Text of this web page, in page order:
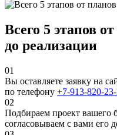
Всего 5 этапов
до реализации
01
Вы оставляете заявку на
по телефону +7-913-820-
02
Подбираем проект вашего
согласовываем с вами его